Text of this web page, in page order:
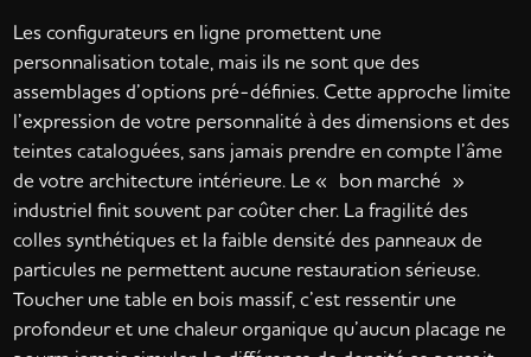
Les configurateurs en ligne promettent une
personnalisation totale, mais ils ne sont que des
assemblages d’options pré-définies. Cette approche limite
l’expression de votre personnalité à des dimensions et des
teintes cataloguées, sans jamais prendre en compte l’âme
de votre architecture intérieure. Le « bon marché »
industriel finit souvent par coûter cher. La fragilité des
colles synthétiques et la faible densité des panneaux de
particules ne permettent aucune restauration sérieuse.
Toucher une table en bois massif, c’est ressentir une
profondeur et une chaleur organique qu’aucun placage ne